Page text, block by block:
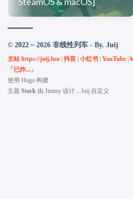
© 2022 ~ 2026 非线性列车 - By. Juij
主站 https://juij.fun 抖音 小红书 YouTube
「已炸...」
使用 Hugo 构建
主题 Stack 由 Jimmy 设计，Juij 自定义